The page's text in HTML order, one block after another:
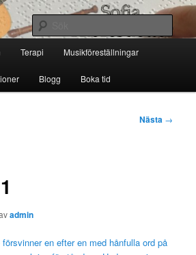
Terapi Musikföreställningar
Blogg Boka tid
Nästa →
admin
en efter en med hånfulla ord på